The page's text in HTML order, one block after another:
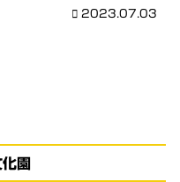
2023.07.03
園